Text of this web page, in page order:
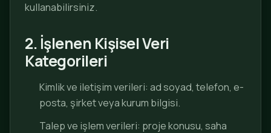
kullanabilirsiniz.
2. İşlenen Kişisel Veri
Kategorileri
Kimlik ve iletişim verileri: ad soyad, telefon, e-
posta, şirket veya kurum bilgisi.
Talep ve işlem verileri: proje konusu, saha